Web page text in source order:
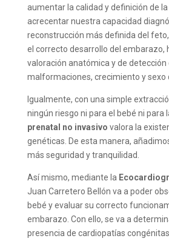
aumentar la calidad y definición de
acrecentar nuestra capacidad
reconstrucción más definida del
el correcto desarrollo del embarazo,
valoración anatómica y de detección
malformaciones, crecimiento y sexo
Igualmente, con una simple
ningún riesgo ni para el bebé ni para
prenatal no invasivo valora la
genéticas. De esta manera,
más seguridad y tranquilidad.
Así mismo, mediante la
Juan Carretero Bellón va a poder
bebé y evaluar su correcto
embarazo. Con ello, se va a
presencia de cardiopatías congénitas